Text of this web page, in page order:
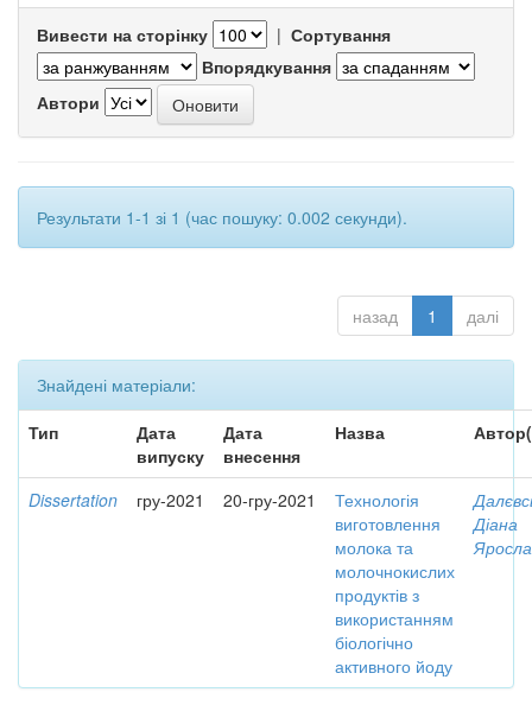
Вивести на сторінку | Сортування
Впорядкування
Автори
Результати 1-1 зі 1 (час пошуку: 0.002 секунди).
назад 1 далі
Знайдені матеріали:
Тип
Дата
випуску
Дата
внесення
Назва
Dissertation гру-2021 20-гру-2021
Технологія
виготовлення
молока та
молочнокислих
продуктів з
використанням
біологічно
активного йоду
Діана